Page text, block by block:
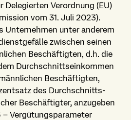
Delegierten Verordnung (EU)
vom 31. Juli 2023).
Unternehmen unter anderem
zwischen seinen
Beschäftigten, d.h. die
Durchschnitts­einkommen
Beschäftigten,
des Durchschnitts­
Beschäftigter, anzugeben
– Vergütungs­parameter